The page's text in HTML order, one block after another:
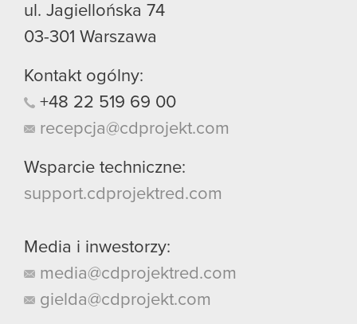
ul. Jagiellońska 74
03-301 Warszawa
Kontakt ogólny:
+48 22 519 69 00
recepcja@cdprojekt.com
Wsparcie techniczne:
support.cdprojektred.com
Media i inwestorzy:
media@cdprojektred.com
gielda@cdprojekt.com